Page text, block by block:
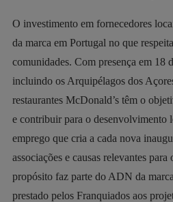
O investimento em fornecedores
da marca em Portugal no que
comunidades. Com presença em 18
incluindo os Arquipélagos dos
restaurantes McDonald’s têm o
e contribuir para o desenvolvimento
emprego que cria a cada nova
associações e causas relevantes
propósito faz parte do ADN da
prestado pelos Franquiados aos